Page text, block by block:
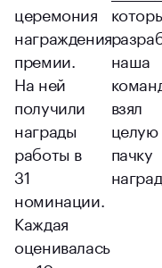
церемония
награждения
премии.
На ней
получили
награды
работы в
31
номинации.
Каждая
оценивалась
наша
взял
целую
пачку